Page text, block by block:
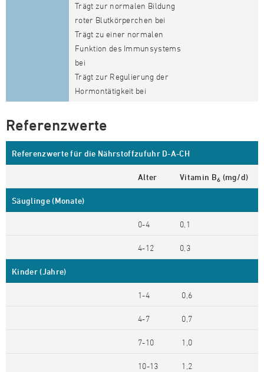
Trägt zur normalen Bildung
roter Blutkörperchen bei
Trägt zu einer normalen
Funktion des Immunsystems
bei
Trägt zur Regulierung der
Hormontätigkeit bei
Referenzwerte
Referenzwerte für die Nährstoffzufuhr D-A-CH
Alter Vitamin B6 (mg/d)
Säuglinge (Monate)
0-4 0,1
4-12 0,3
Kinder (Jahre)
1-4 0,6
4-7 0,7
7-10 1,0
10-13 1,2